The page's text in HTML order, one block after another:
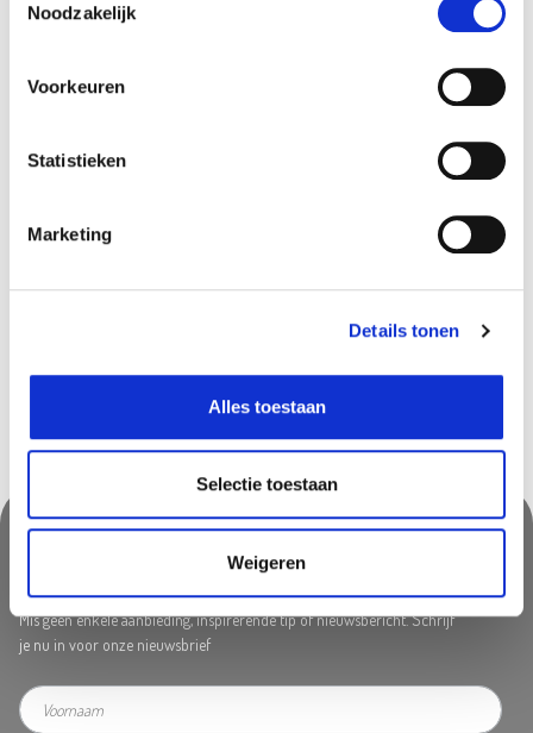
Noodzakelijk
Voorkeuren
Statistieken
Marketing
Details tonen
Alles toestaan
Selectie toestaan
Weigeren
Verantwoordelijk marktdeelnemer in de EU
Nooit iets van ons missen?
Mis geen enkele aanbieding, inspirerende tip of nieuwsbericht. Schrijf
je nu in voor onze nieuwsbrief